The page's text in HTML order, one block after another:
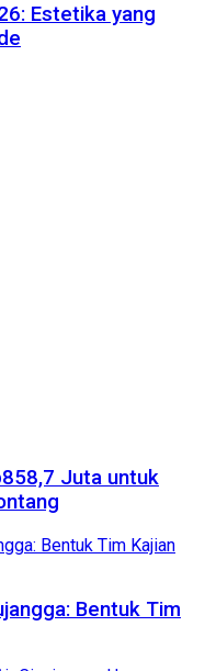
Estetika yang
Juta untuk
Bentuk Tim